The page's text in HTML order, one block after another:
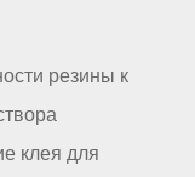
резины к
клея для